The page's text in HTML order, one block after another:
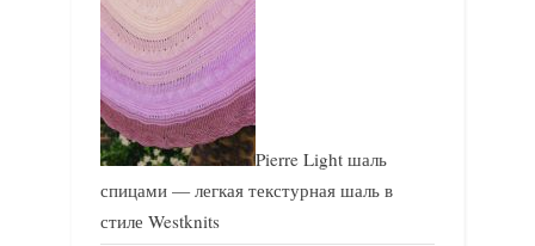
Pierre Light шаль
спицами — легкая текстурная шаль в
стиле Westknits